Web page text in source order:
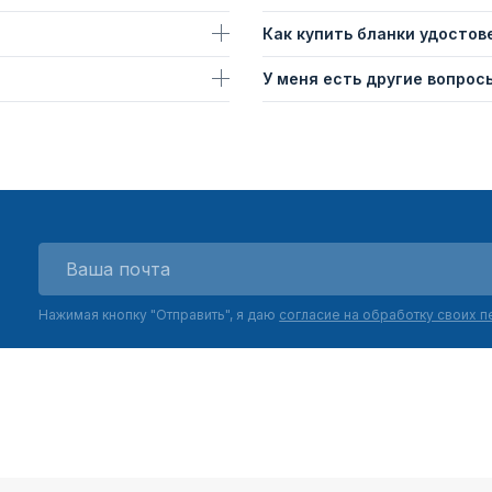
Как купить бланки
У меня есть другие
Нажимая кнопку "Отправить", я даю согласие на обработку своих